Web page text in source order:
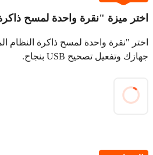
اختر ميزة "نقرة واحدة لمسح
اختر "نقرة واحدة لمسح ذاكرة النظام
جهازك وتفعيل تصحيح USB بنجاح.